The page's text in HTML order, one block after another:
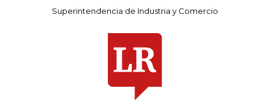
Superintendencia de Industria y Comercio